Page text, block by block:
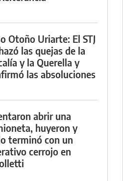
Otoño Uriarte: El STJ
las quejas de la
y la Querella y
las absoluciones
abrir una
huyeron y
terminó con un
cerrojo en